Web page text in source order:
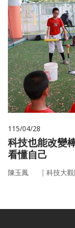
115/04/28
科技也能改變
看懂自己
陳玉鳳 ｜ 科技大